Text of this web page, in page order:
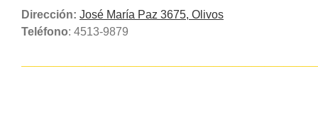
Dirección: José María Paz 3675, Olivos
Teléfono: 4513-9879